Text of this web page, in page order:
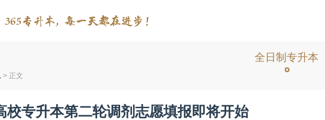
全日制专升本
> 正文
校专升本第二轮调剂志愿填报即将开始